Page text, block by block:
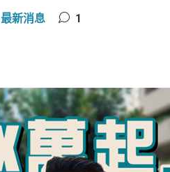
最新消息 1